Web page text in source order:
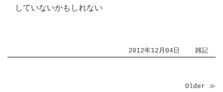
していないかもしれない
2012年12月04日 雑記
Older ≫